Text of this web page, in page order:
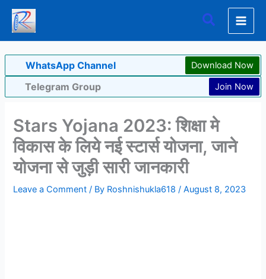
Skip
content
Search
WhatsApp Channel Download Now
Telegram Group Join Now
Stars Yojana 2023: शिक्षा मे
विकास के लिये नई स्टार्स योजना, जाने
योजना से जुड़ी सारी जानकारी
Leave a Comment / By Roshnishukla618/August 8, 2023